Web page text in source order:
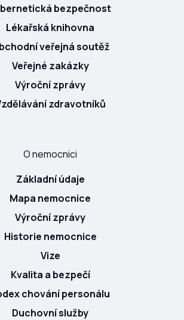
bezpečnost
Lékařská knihovna
veřejná soutěž
Veřejné zakázky
Výroční zprávy
zdravotníků
O nemocnici
Základní údaje
Mapa nemocnice
Výroční zprávy
Historie nemocnice
Vize
Kvalita a bezpečí
chování personálu
Duchovní služby